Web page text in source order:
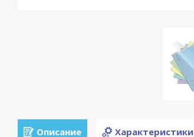
Описание Характеристики